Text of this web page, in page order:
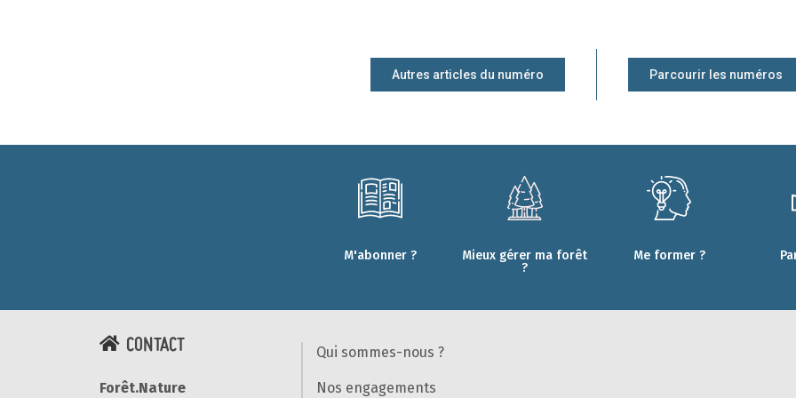
Autres articles du numéro Parcourir les numéros
M'abonner ?
Mieux gérer ma forêt
?
Me former ?
CONTACT
Forêt.Nature
Qui sommes-nous ?
Nos engagements